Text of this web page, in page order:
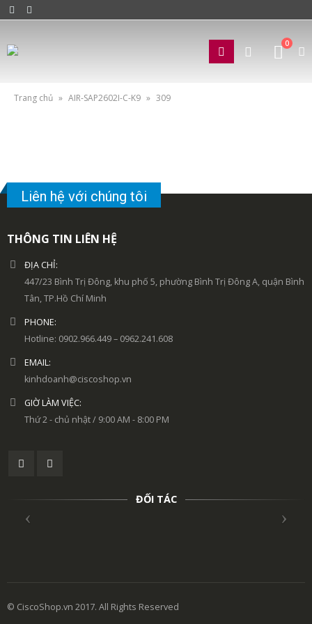
0
Trang chủ » AIR-SAP2602I-C-K9 » 309
Liên hệ với chúng tôi
THÔNG TIN LIÊN HỆ
ĐỊA CHỈ:
447/23 Bình Trị Đông, khu phố 5, phường Bình Trị Đông A, quận Bình
Tân, TP.Hồ Chí Minh
PHONE:
Hotline: 0902.966.449 – 0962.241.608
EMAIL:
kinhdoanh@ciscoshop.vn
GIỜ LÀM VIỆC:
Thứ 2 - chủ nhật / 9:00 AM - 8:00 PM
ĐỐI TÁC
© CiscoShop.vn 2017. All Rights Reserved